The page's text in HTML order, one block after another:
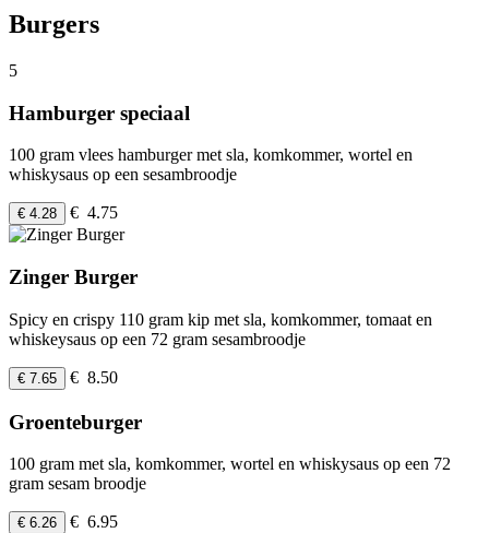
Burgers
5
Hamburger speciaal
100 gram vlees hamburger met sla, komkommer, wortel en
whiskysaus op een sesambroodje
€ 4.28 € 4.75
Zinger Burger
Spicy en crispy 110 gram kip met sla, komkommer, tomaat en
whiskeysaus op een 72 gram sesambroodje
€ 7.65 € 8.50
Groenteburger
100 gram met sla, komkommer, wortel en whiskysaus op een 72
gram sesam broodje
€ 6.26 € 6.95